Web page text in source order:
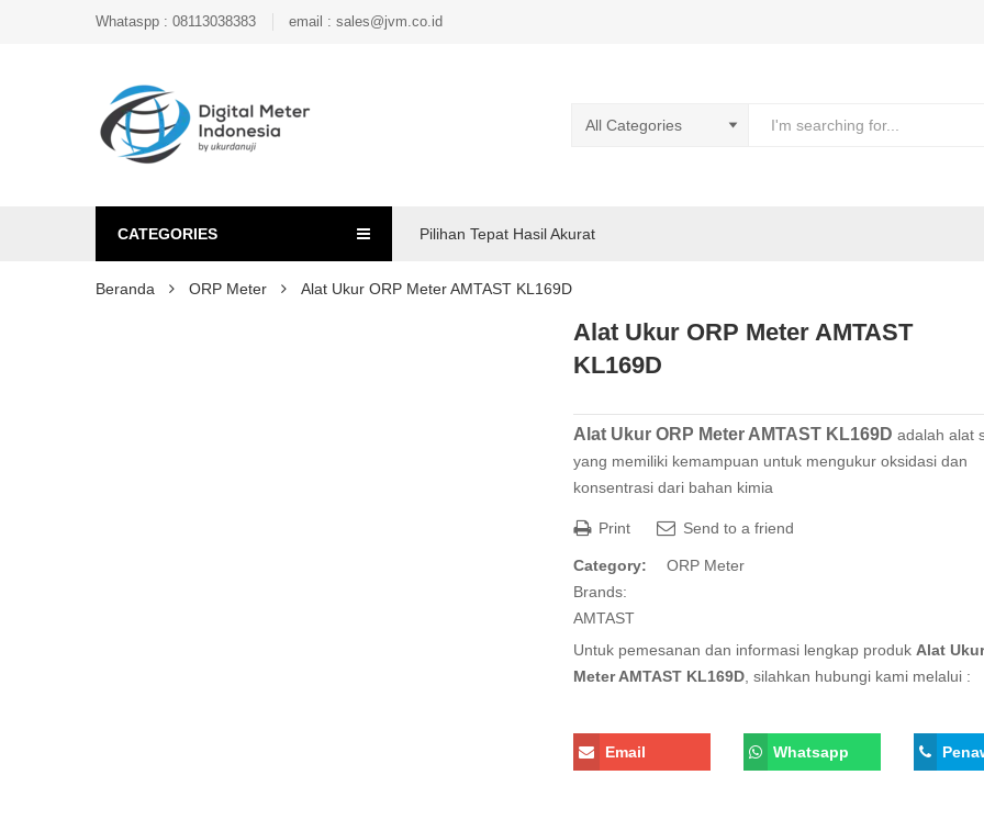
Whataspp : 08113038383 email : sales@jvm.co.id
CATEGORIES Pilihan Tepat Hasil Akurat
Beranda ORP Meter Alat Ukur ORP Meter AMTAST KL169D
Alat Ukur ORP Meter AMTAST
KL169D
Alat Ukur ORP Meter AMTAST KL169D adalah alat
yang memiliki kemampuan untuk mengukur oksidasi dan
konsentrasi dari bahan kimia
Print Send to a friend
Category:
ORP Meter
Brands:
AMTAST
Untuk pemesanan dan informasi lengkap produk Alat
Meter AMTAST KL169D , silahkan hubungi kami melalui :
Email Whatsapp